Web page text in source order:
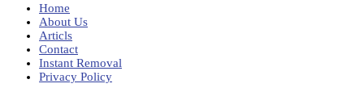
Home
About Us
Articls
Contact
Instant Removal
Privacy Policy